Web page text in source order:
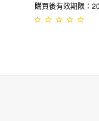
購買後有效期限：